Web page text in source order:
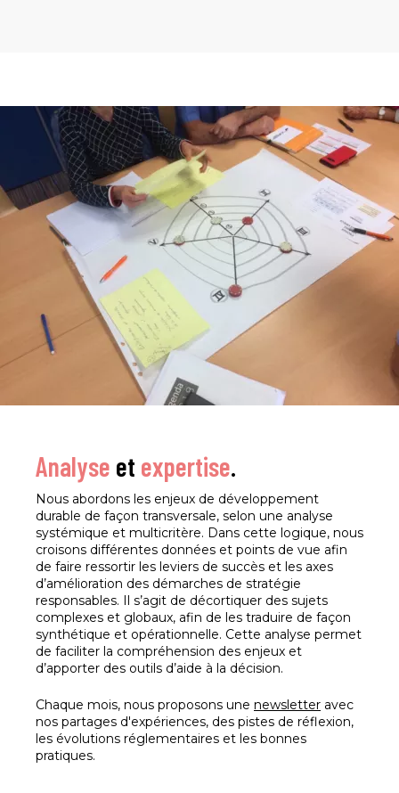
Analyse et expertise.
Nous abordons les enjeux de développement
durable de façon transversale, selon une analyse
systémique et multicritère. Dans cette logique, nous
croisons différentes données et points de vue afin
de faire ressortir les leviers de succès et les axes
d’amélioration des démarches de stratégie
responsables. Il s’agit de décortiquer des sujets
complexes et globaux, afin de les traduire de façon
synthétique et opérationnelle. Cette analyse permet
de faciliter la compréhension des enjeux et
d’apporter des outils d’aide à la décision.
Chaque mois, nous proposons une newsletter avec
nos partages d'expériences, des pistes de réflexion,
les évolutions réglementaires et les bonnes
pratiques.